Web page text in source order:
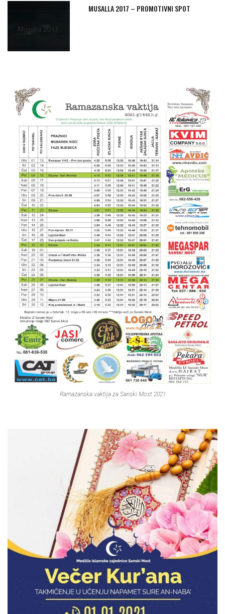
MUSALLA 2017 – PROMOTIVNI SPOT
Ramazanska vaktija za Sanski Most 2021